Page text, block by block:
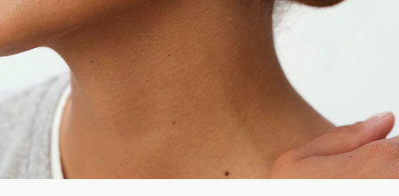
BOUCLES D'OREILLES PUCES
BOUCLES D'OREILLES À L'UNITÉ
BOUCLES D'OREILLES CLIPS
SAUTOIRS
PENDENTIFS
BRACELETS SOUPLES
MANCHETTES
BRACELETS À COMPOSER
BAGUES DORÉES
BAGUES ARGENTÉES
CHEVALIÈRES
PIERRES NATURELLES
ZODIAQUE
PAMPILLES CRÉOLES
PIERCINGS EAR CUFF
PIERCING HÉLIX & TRAGUS
PIERCINGS DORÉS
CADEAUX À MOINS DE 30€
CADEAUX À MOINS DE 50€
CADEAUX À MOINS DE 100€
FOULARDS
CEINTURES
ARGENT SIGNATURE
MADELEINE
NOTRE GUIDE PERÇAGE
MY AGATHA CLUB
NOUS REJOINDRE